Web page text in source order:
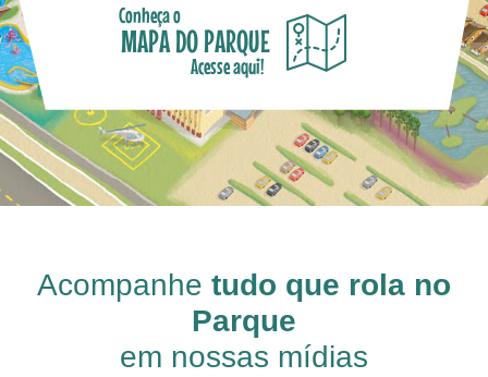
Conheça o
MAPA DO PARQUE
Acesse aqui!
Acompanhe tudo que rola no
Parque
em nossas mídias